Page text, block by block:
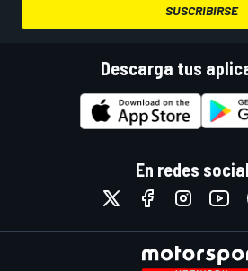
SUSCRIBIRSE
Descarga tus
En redes